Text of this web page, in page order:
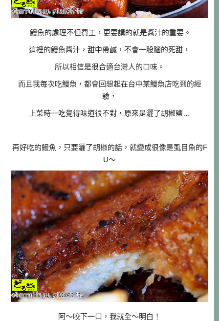
鰻魚的處理不但費工，更要講的就是醬汁的重要。
這裡的鰻魚醬汁，甜中帶鹹，不會一股腦的死甜，
所以相信是很合適台灣人的口味。
而且我每次吃鰻魚，都會回想起在台中某鰻魚店吃到的經
驗，
上菜時一吃覺得味道很不對，原來是灑了胡椒鹽…
再好吃的鰻魚，只要灑了胡椒的話，就變成很像是虱目魚的F
U～
阿～咬下一口，我就全～明白！